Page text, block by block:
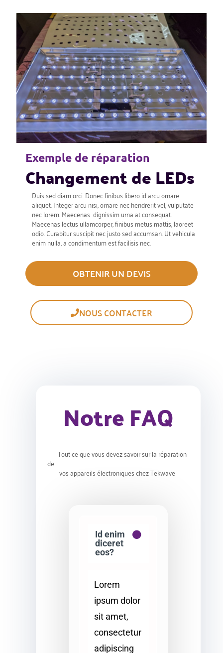
Exemple de réparation
Changement de LEDs
Duis sed diam orci. Donec finibus libero id arcu ornare
aliquet. Integer arcu nisi, ornare nec hendrerit vel, vulputate
nec lorem. Maecenas dignissim urna at consequat.
Maecenas lectus ullamcorper, finibus metus mattis, laoreet
odio. Curabitur suscipit nec justo sed accumsan. Ut vehicula
enim nulla, a condimentum est facilisis nec.
OBTENIR UN DEVIS
NOUS CONTACTER
Notre FAQ
Tout ce que vous devez savoir sur la réparation
de
vos appareils électroniques chez Tekwave
Id enim
diceret
eos?
Lorem
ipsum dolor
sit amet,
consectetur
adipiscing